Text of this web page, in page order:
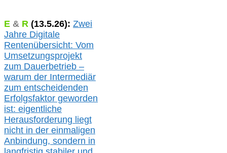
E & R (13.5.26): Zwei
Jahre Digitale
Rentenübersicht: Vom
Umsetzungsprojekt
zum Dauerbetrieb –
warum der Intermediär
zum entscheidenden
Erfolgsfaktor geworden
ist: eigentliche
Herausforderung liegt
nicht in der einmaligen
Anbindung, sondern in